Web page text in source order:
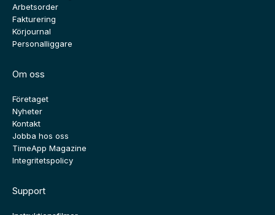
Arbetsorder
Fakturering
Körjournal
Personalliggare
Om oss
Företaget
Nyheter
Kontakt
Jobba hos oss
TimeApp Magazine
Integritetspolicy
Support